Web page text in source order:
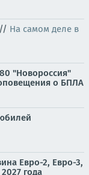
На самом деле в
"Новороссия"
о БПЛА
Евро-2, Евро-3,
года